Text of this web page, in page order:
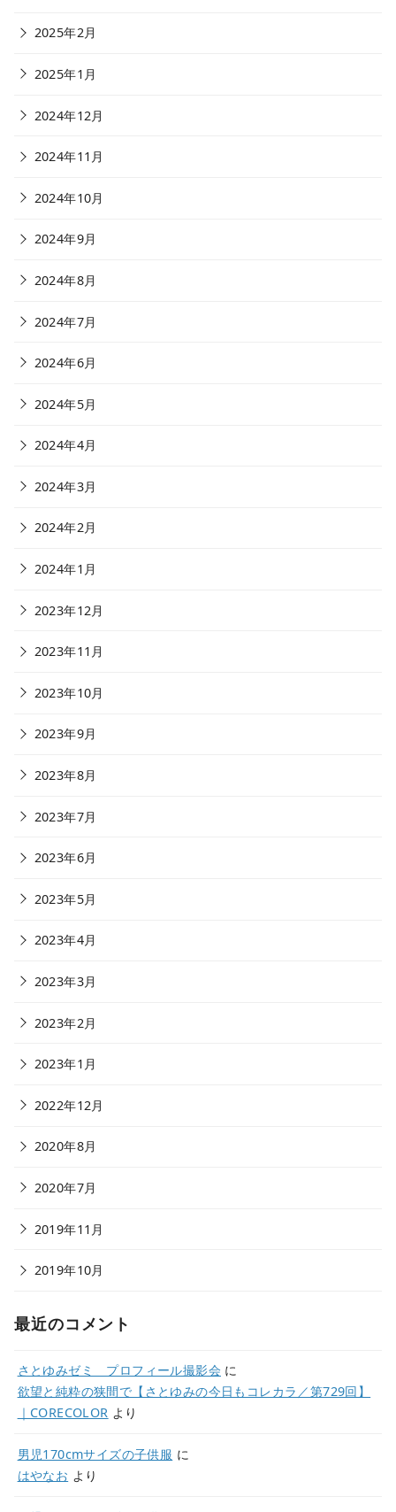
2025年2月
2025年1月
2024年12月
2024年11月
2024年10月
2024年9月
2024年8月
2024年7月
2024年6月
2024年5月
2024年4月
2024年3月
2024年2月
2024年1月
2023年12月
2023年11月
2023年10月
2023年9月
2023年8月
2023年7月
2023年6月
2023年5月
2023年4月
2023年3月
2023年2月
2023年1月
2022年12月
2020年8月
2020年7月
2019年11月
2019年10月
最近のコメント
さとゆみゼミ プロフィール撮影会 に
欲望と純粋の狭間で【さとゆみの今日もコレカラ／第729回】
｜CORECOLOR より
男児170cmサイズの子供服 に
はやなお より